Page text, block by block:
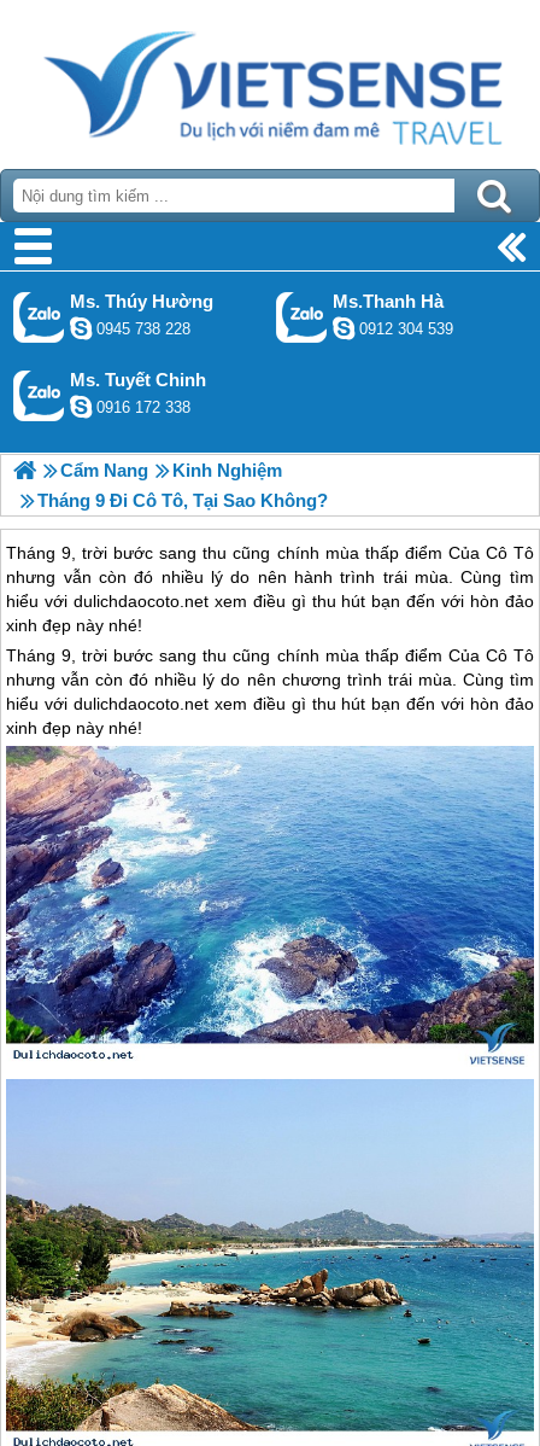
Ms. Thúy Hường
0945 738 228
Ms.Thanh Hà
0912 304 539
Ms. Tuyết Chinh
0916 172 338
Cẩm Nang
Kinh Nghiệm
Tháng 9 Đi Cô Tô, Tại Sao Không?
Tháng 9, trời bước sang thu cũng chính mùa thấp điểm Của Cô Tô
nhưng vẫn còn đó nhiều lý do nên hành trình trái mùa. Cùng tìm
hiểu với dulichdaocoto.net xem điều gì thu hút bạn đến với hòn đảo
xinh đẹp này nhé!
Tháng 9, trời bước sang thu cũng chính mùa thấp điểm Của Cô Tô
nhưng vẫn còn đó nhiều lý do nên chương trình trái mùa. Cùng tìm
hiểu với dulichdaocoto.net xem điều gì thu hút bạn đến với hòn đảo
xinh đẹp này nhé!